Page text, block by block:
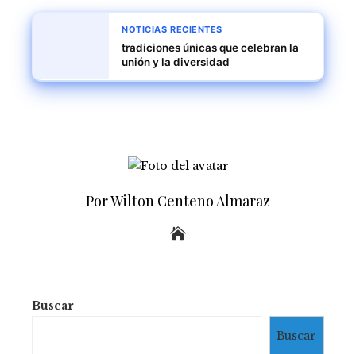
NOTICIAS RECIENTES
tradiciones únicas que celebran la
unión y la diversidad
Por Wilton Centeno Almaraz
Buscar
Buscar